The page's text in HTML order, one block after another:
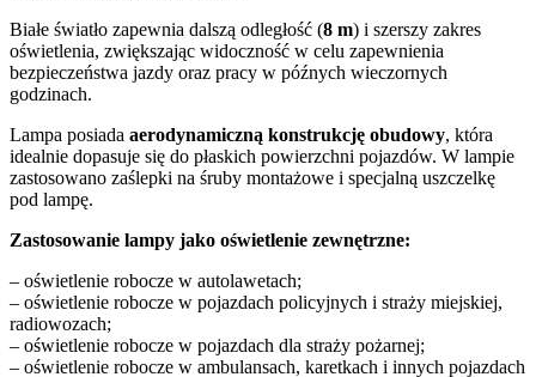
Białe światło zapewnia dalszą odległość (8 m) i szerszy zakres
oświetlenia, zwiększając widoczność w celu zapewnienia
bezpieczeństwa jazdy oraz pracy w późnych wieczornych
godzinach.
Lampa posiada aerodynamiczną konstrukcję obudowy, która
idealnie dopasuje się do płaskich powierzchni pojazdów. W lampie
zastosowano zaślepki na śruby montażowe i specjalną uszczelkę
pod lampę.
Zastosowanie lampy jako oświetlenie zewnętrzne:
– oświetlenie robocze w autolawetach;
– oświetlenie robocze w pojazdach policyjnych i straży miejskiej,
radiowozach;
– oświetlenie robocze w pojazdach dla straży pożarnej;
– oświetlenie robocze w ambulansach, karetkach i innych pojazdach